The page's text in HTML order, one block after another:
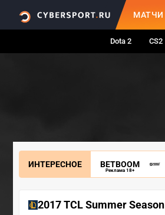
МАТЧИ
Dota 2 CS2
ИНТЕРЕСНОЕ BETBOOM
Реклама 18+
2017 TCL Summer Season